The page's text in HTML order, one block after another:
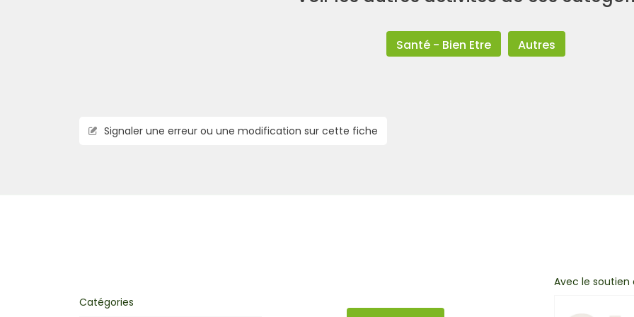
Santé - Bien Etre Autres
Signaler une erreur ou une modification sur cette fiche
Catégories
Avec le soutien